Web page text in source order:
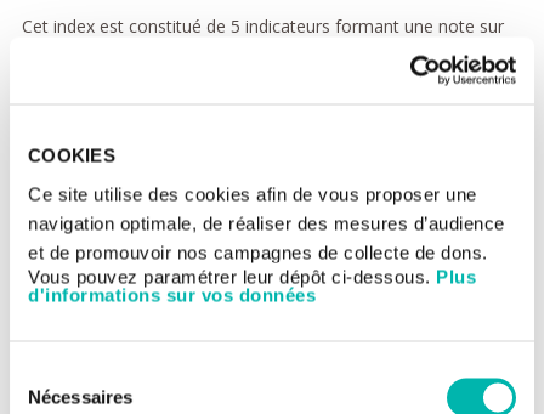
COOKIES
Ce site utilise des cookies afin de vous proposer une
navigation optimale, de réaliser des mesures d’audience
et de promouvoir nos campagnes de collecte de dons.
Vous pouvez paramétrer leur dépôt ci-dessous. Plus
d'informations sur vos données
Nécessaires
Cet index est constitué de 5 indicateurs formant une note sur
ce dans un délai de 3 ans, sous peine de sanctions financières.
Pour l’année 2025, Gustave Roussy obtient un score total de 94
points sur 100.
Ce score se décompose comme suit :
Ecart de rémunération femmes-hommes : 39 sur 40
Nombre de salariés augmentés pendant ou à leur retour